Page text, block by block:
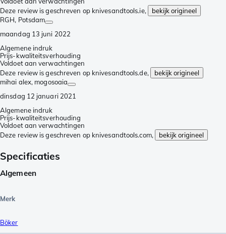
Deze review is geschreven op knivesandtools.ie,
bekijk origineel
RGH, Potsdam
maandag 13 juni 2022
Algemene indruk
Prijs-kwaliteitsverhouding
Voldoet aan verwachtingen
Deze review is geschreven op knivesandtools.de,
bekijk origineel
mihai alex, mogosoaia
dinsdag 12 januari 2021
Algemene indruk
Prijs-kwaliteitsverhouding
Voldoet aan verwachtingen
Deze review is geschreven op knivesandtools.com,
bekijk origineel
Specificaties
Algemeen
Merk
Böker